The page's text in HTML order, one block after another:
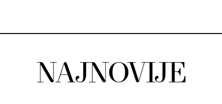
NAJNOVIJE